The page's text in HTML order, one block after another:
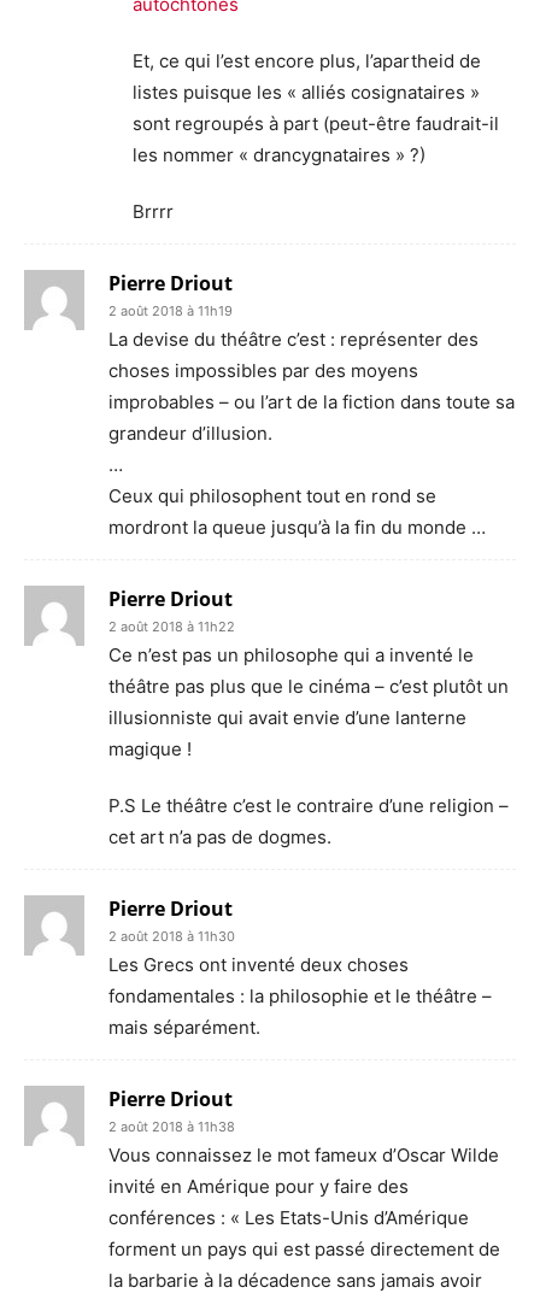
Et, ce qui l’est encore plus, l’apartheid de
listes puisque les « alliés cosignataires »
sont regroupés à part (peut-être faudrait-il
les nommer « drancygnataires » ?)
Brrrr
Pierre Driout
2 août 2018 à 11h19
La devise du théâtre c’est : représenter des
choses impossibles par des moyens
improbables – ou l’art de la fiction dans toute sa
grandeur d’illusion.
…
Ceux qui philosophent tout en rond se
mordront la queue jusqu’à la fin du monde …
Pierre Driout
2 août 2018 à 11h22
Ce n’est pas un philosophe qui a inventé le
théâtre pas plus que le cinéma – c’est plutôt un
illusionniste qui avait envie d’une lanterne
magique !
P.S Le théâtre c’est le contraire d’une religion –
cet art n’a pas de dogmes.
Pierre Driout
2 août 2018 à 11h30
Les Grecs ont inventé deux choses
fondamentales : la philosophie et le théâtre –
mais séparément.
Pierre Driout
2 août 2018 à 11h38
Vous connaissez le mot fameux d’Oscar Wilde
invité en Amérique pour y faire des
conférences : « Les Etats-Unis d’Amérique
forment un pays qui est passé directement de
la barbarie à la décadence sans jamais avoir